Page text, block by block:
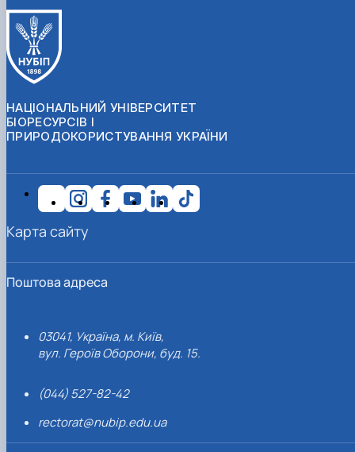
НАЦІОНАЛЬНИЙ УНІВЕРСИТЕТ
БІОРЕСУРСІВ І
ПРИРОДОКОРИСТУВАННЯ УКРАЇНИ
Поштова адреса
03041, Україна, м. Київ,
вул. Героїв Оборони, буд. 15.
(044) 527-82-42
rectorat@nubip.edu.ua
Карта сайту